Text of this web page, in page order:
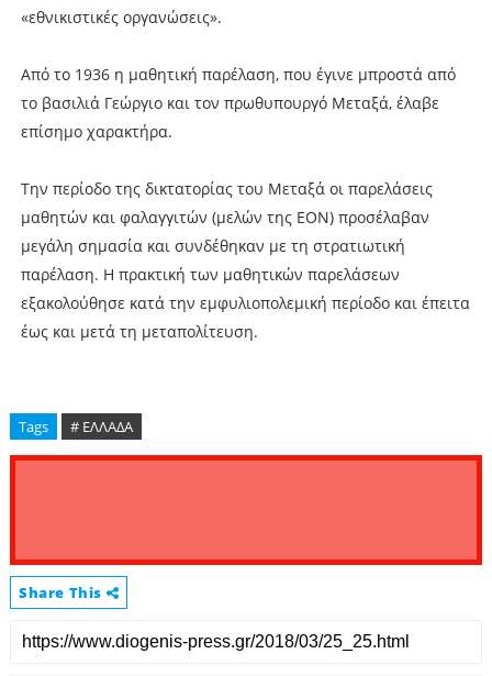
«εθνικιστικές οργανώσεις».
Από το 1936 η μαθητική παρέλαση, που έγινε μπροστά από
το βασιλιά Γεώργιο και τον πρωθυπουργό Μεταξά, έλαβε
επίσημο χαρακτήρα.
Την περίοδο της δικτατορίας του Μεταξά οι παρελάσεις
μαθητών και φαλαγγιτών (μελών της ΕΟΝ) προσέλαβαν
μεγάλη σημασία και συνδέθηκαν με τη στρατιωτική
παρέλαση. Η πρακτική των μαθητικών παρελάσεων
εξακολούθησε κατά την εμφυλιοπολεμική περίοδο και έπειτα
έως και μετά τη μεταπολίτευση.
Tags # ΕΛΛΑΔΑ
Share This